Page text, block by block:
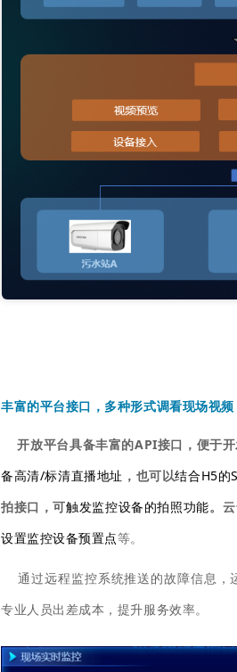
丰富的平台接口，多种形式调看现场视
开放平台具备丰富的API接口，便于
备高清/标清直播地址 ，也可以结合H5的
拍接口，可触发监控设备的拍照功能。
设置监控设备预置点等。
通过远程监控系统推送的故障信息，
专业人员出差成本，提升服务效率。